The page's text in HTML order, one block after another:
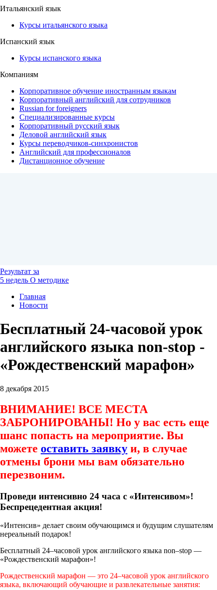
Итальянский язык
Курсы итальянского языка
Испанский язык
Курсы испанского языка
Компаниям
Корпоративное обучение иностранным языкам
Корпоративный английский для сотрудников
Russian for foreigners
Специализированные курсы
Корпоративный русский язык
Деловой английский язык
Курсы переводчиков-синхронистов
Английский для профессионалов
Дистанционное обучение
Результат за
5 недель О методике
Главная
Новости
Бесплатный 24-часовой урок
английского языка non-stop -
«Рождественский марафон»
8 декабря 2015
ВНИМАНИЕ! ВСЕ МЕСТА
ЗАБРОНИРОВАНЫ! Но у вас есть еще
шанс попасть на мероприятие. Вы
можете оставить заявку и, в случае
отмены брони мы вам обязательно
перезвоним.
Проведи интенсивно 24 часа с «Интенсивом»!
Беспрецедентная акция!
«Интенсив» делает своим обучающимся и будущим слушателям
нереальный подарок!
Бесплатный 24–часовой урок английского языка non–stop —
«Рождественский марафон»!
Рождественский марафон — это 24–часовой урок английского
языка, включающий обучающие и развлекательные занятия: